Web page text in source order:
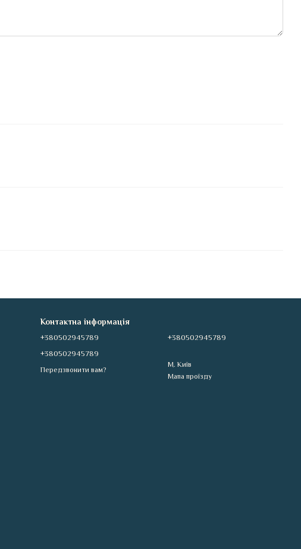
Контактна інформація
+380502945789
+380502945789
Передзвонити вам?
+380502945789
М. Київ
Мапа проїзду